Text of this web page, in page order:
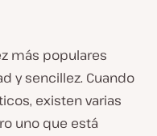
más populares
y sencillez. Cuando
existen varias
uno que está